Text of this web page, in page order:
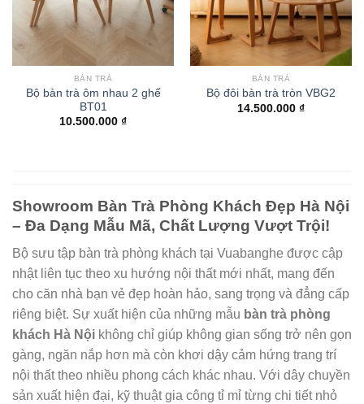
BÀN TRÀ
Bộ bàn trà ôm nhau 2 ghế
BT01
10.500.000 ₫
BÀN TRÀ
Bộ đôi bàn trà tròn VBG2
14.500.000 ₫
Showroom Bàn Trà Phòng Khách Đẹp Hà Nội
– Đa Dạng Mẫu Mã, Chất Lượng Vượt Trội!
Bộ sưu tập bàn trà phòng khách tại Vuabanghe được cập
nhật liên tục theo xu hướng nội thất mới nhất, mang đến
cho căn nhà bạn vẻ đẹp hoàn hảo, sang trọng và đẳng cấp
riêng biệt. Sự xuất hiện của những mẫu bàn trà phòng
khách Hà Nội không chỉ giúp không gian sống trở nên gọn
gàng, ngăn nắp hơn mà còn khơi dậy cảm hứng trang trí
nội thất theo nhiều phong cách khác nhau. Với dây chuyền
sản xuất hiện đại, kỹ thuật gia công tỉ mỉ từng chi tiết nhỏ